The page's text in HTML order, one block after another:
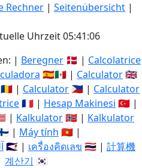
Rechner | Seitenübersicht |
Uhrzeit 05:41:06
| Beregner 🇩🇰 | Calcolatrice
🇪🇸🇲🇽 | Calculator🇬🇧
🇷🇴 | Calculator 🇵🇭 | Calculator
🇫🇷 | Hesap Makinesi 🇹🇷 |
| Kalkulator🇳🇴 | Kalkulator
| Máy tính 🇻🇳 |
🇸🇦 | เครื่องคิดเลข 🇹🇭 | 計算機
계산기 🇰🇷